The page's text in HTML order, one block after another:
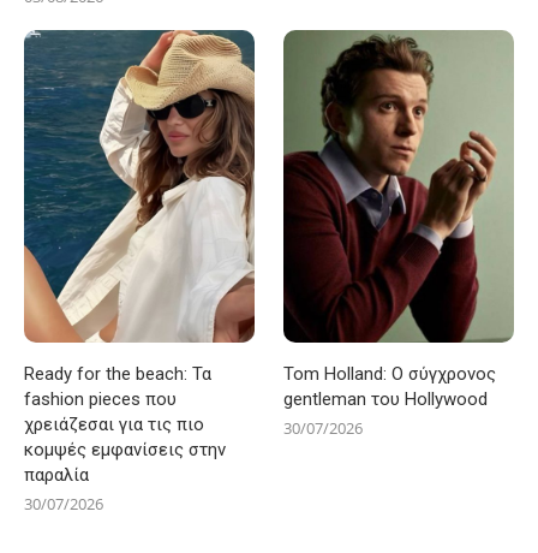
Ready for the beach: Τα
fashion pieces που
χρειάζεσαι για τις πιο
κομψές εμφανίσεις στην
παραλία
30/07/2026
Tom Holland: Ο σύγχρονος
gentleman του Hollywood
30/07/2026